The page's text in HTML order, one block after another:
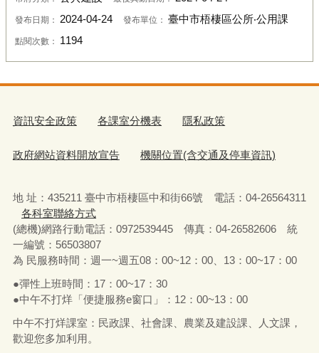
發布日期： 2024-04-24 發布單位： 臺中市梧棲區公所‧公用課
點閱次數： 1194
資訊安全政策 各課室分機表 隱私政策
政府網站資料開放宣告 機關位置(含交通及停車資訊)
地 址：435211 臺中市梧棲區中和街66號 電話：04-26564311
各科室聯絡方式
(總機)網路行動電話：0972539445 傳真：04-26582606 統
一編號：56503807
為 民服務時間：週一~週五08：00~12：00、13：00~17：00
●彈性上班時間：17：00~17：30
●中午不打烊「便捷服務e窗口」：12：00~13：00
中午不打烊課室：民政課、社會課、農業及建設課、人文課，
歡迎您多加利用。